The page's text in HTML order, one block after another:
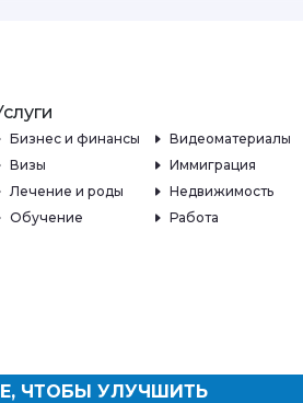
Бизнес и финансы
Видеоматериалы
Визы
Иммиграция
Лечение и роды
Недвижимость
Обучение
Работа
ЧТОБЫ УЛУЧШИТЬ